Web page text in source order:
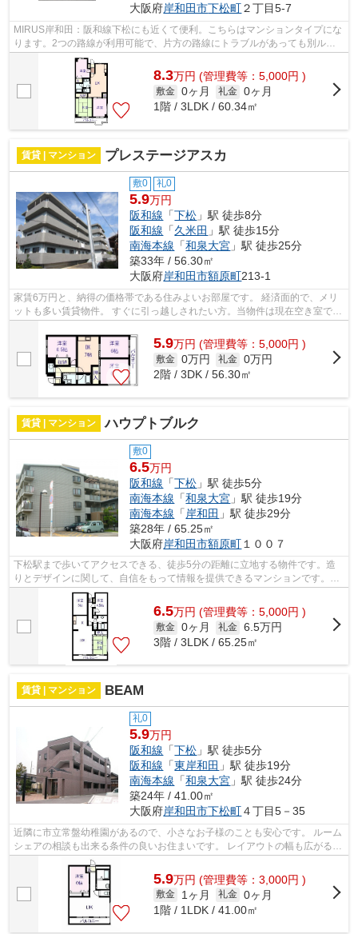
大阪府岸和田市下松町２丁目5-7
MIRUS岸和田：阪和線下松にも近くて便利。こちらはマンションタイプにな
ります。2つの路線が利用可能で、片方の路線にトラブルがあっても別ルー
トが使えます。朝に慌てることなく行動...
8.3万円 (管理費等：5,000円 )
敷金 0ヶ月 礼金 0ヶ月
1階 / 3LDK / 60.34㎡
賃貸 | マンション プレステージアスカ
敷0 礼0
5.9万円
阪和線 「下松 」駅 徒歩8分
阪和線 「久米田 」駅 徒歩15分
南海本線 「和泉大宮 」駅 徒歩25分
築33年 / 56.30㎡
大阪府岸和田市額原町213-1
家賃6万円と、納得の価格帯である住みよいお部屋です。 経済面的で、メリ
ットも多い賃貸物件。 すぐに引っ越しされたい方。当物件は現在空き室です
のでお勧めです。 敷地内に居住者用...
5.9万円 (管理費等：5,000円 )
敷金 0万円 礼金 0万円
2階 / 3DK / 56.30㎡
賃貸 | マンション ハウプトブルク
敷0
6.5万円
阪和線 「下松 」駅 徒歩5分
南海本線 「和泉大宮 」駅 徒歩19分
南海本線 「岸和田 」駅 徒歩29分
築28年 / 65.25㎡
大阪府岸和田市額原町 １００７
下松駅まで歩いてアクセスできる、徒歩5分の距離に立地する物件です。造
りとデザインに関して、自信をもって情報を提供できるマンションです。物
件情報が豊富な当社には、経験豊かなス...
6.5万円 (管理費等：5,000円 )
敷金 0ヶ月 礼金 6.5万円
3階 / 3LDK / 65.25㎡
賃貸 | マンション BEAM
礼0
5.9万円
阪和線 「下松 」駅 徒歩5分
阪和線 「東岸和田 」駅 徒歩19分
南海本線 「和泉大宮 」駅 徒歩24分
築24年 / 41.00㎡
大阪府岸和田市下松町４丁目5－35
近隣に市立常盤幼稚園があるので、小さなお子様のことも安心です。 ルーム
シェアの相談も出来る条件の良いお住まいです。 レイアウトの幅も広がる
1LDKのお部屋で楽しい生活。 この物件...
5.9万円 (管理費等：3,000円 )
敷金 1ヶ月 礼金 0ヶ月
1階 / 1LDK / 41.00㎡